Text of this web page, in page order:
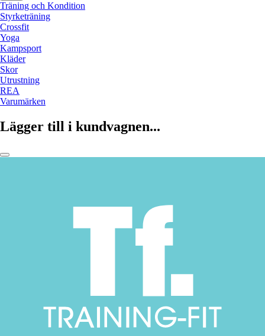
Träning och Kondition
Styrketräning
Crossfit
Yoga
Kampsport
Kläder
Skor
Utrustning
REA
Varumärken
Lägger till i kundvagnen...